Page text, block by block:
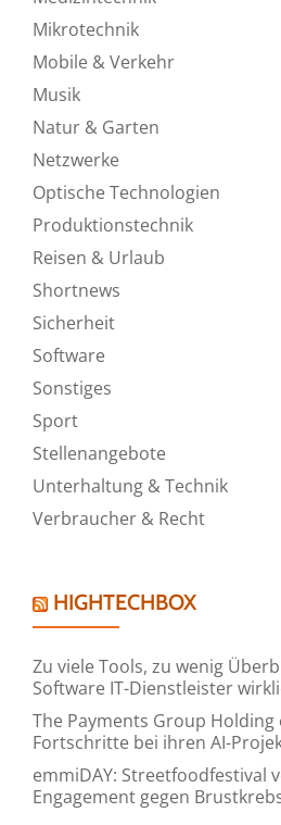
Mikrotechnik
Mobile & Verkehr
Musik
Natur & Garten
Netzwerke
Optische Technologien
Produktionstechnik
Reisen & Urlaub
Shortnews
Sicherheit
Software
Sonstiges
Sport
Stellenangebote
Unterhaltung & Technik
Verbraucher & Recht
HIGHTECHBOX
Zu viele Tools, zu wenig
Software IT-Dienstleister
The Payments Group
Fortschritte bei ihren AI-
emmiDAY: Streetfoodfestival
Engagement gegen